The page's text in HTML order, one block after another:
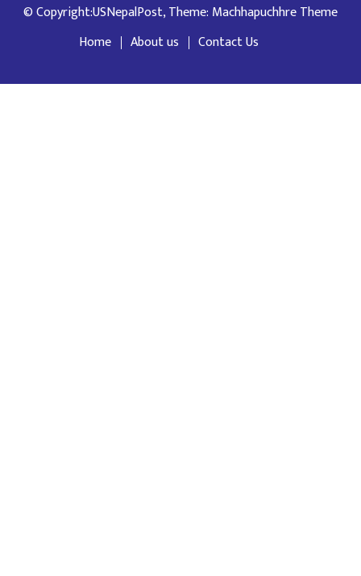
© Copyright:USNepalPost, Theme: Machhapuchhre Theme
Home
About us Contact Us